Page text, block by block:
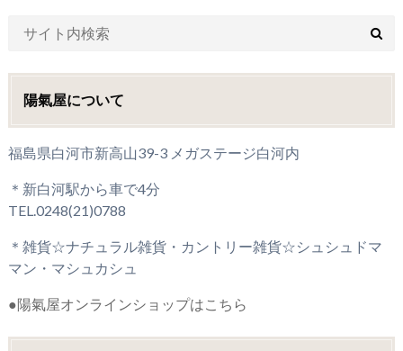
陽氣屋について
福島県白河市新高山39-3 メガステージ白河内
＊新白河駅から車で4分
TEL.0248(21)0788
＊雑貨☆ナチュラル雑貨・カントリー雑貨☆シュシュドマ
マン・マシュカシュ
●陽氣屋オンラインショップはこちら